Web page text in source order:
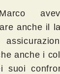
anche il
anche i
suoi